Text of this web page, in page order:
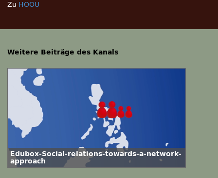
Zu HOOU
Weitere Beiträge des Kanals
Edubox-Social-relations-towards-a-network-
approach